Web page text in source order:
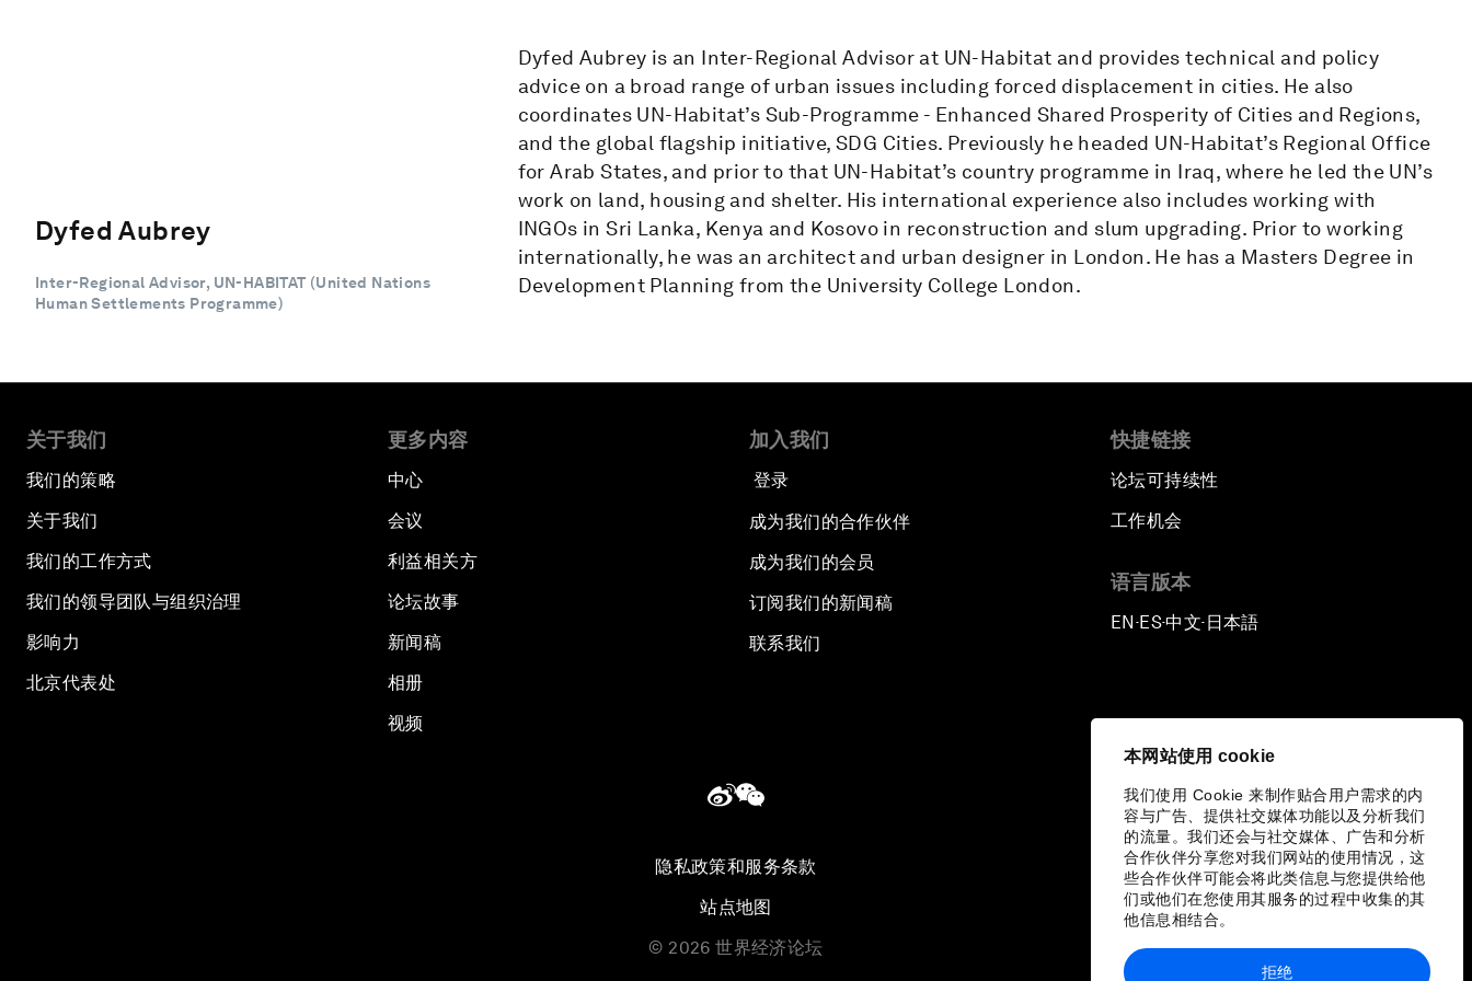
本网站使用 cookie
我们使用 Cookie 来制作贴合用户需求的内
容与广告、提供社交媒体功能以及分析我们
的流量。我们还会与社交媒体、广告和分析
合作伙伴分享您对我们网站的使用情况，这
些合作伙伴可能会将此类信息与您提供给他
们或他们在您使用其服务的过程中收集的其
他信息相结合。
拒绝
Dyfed Aubrey
Inter-Regional Advisor, UN-HABITAT (United Nations
Human Settlements Programme)
Dyfed Aubrey is an Inter-Regional Advisor at UN-Habitat and provides technical and policy
advice on a broad range of urban issues including forced displacement in cities. He also
coordinates UN-Habitat’s Sub-Programme - Enhanced Shared Prosperity of Cities and Regions,
and the global flagship initiative, SDG Cities. Previously he headed UN-Habitat’s Regional Office
for Arab States, and prior to that UN-Habitat’s country programme in Iraq, where he led the UN’s
work on land, housing and shelter. His international experience also includes working with
INGOs in Sri Lanka, Kenya and Kosovo in reconstruction and slum upgrading. Prior to working
internationally, he was an architect and urban designer in London. He has a Masters Degree in
Development Planning from the University College London.
关于我们
我们的策略
关于我们
我们的工作方式
我们的领导团队与组织治理
影响力
北京代表处
更多内容
中心
会议
利益相关方
论坛故事
新闻稿
相册
视频
加入我们
登录
成为我们的合作伙伴
成为我们的会员
订阅我们的新闻稿
联系我们
快捷链接
论坛可持续性
工作机会
语言版本
EN ▪ES▪中文▪ 日本語
隐私政策和服务条款
站点地图
© 2026 世界经济论坛